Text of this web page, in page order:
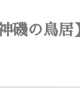
磯の鳥